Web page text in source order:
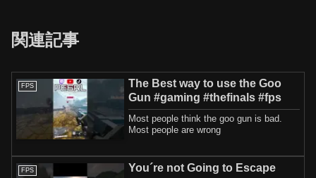
関連記事
FPS
The Best way to use the Goo
Gun #gaming #thefinals #fps
Most people think the goo gun is bad.
Most people are wrong
FPS You´re not Going to Escape